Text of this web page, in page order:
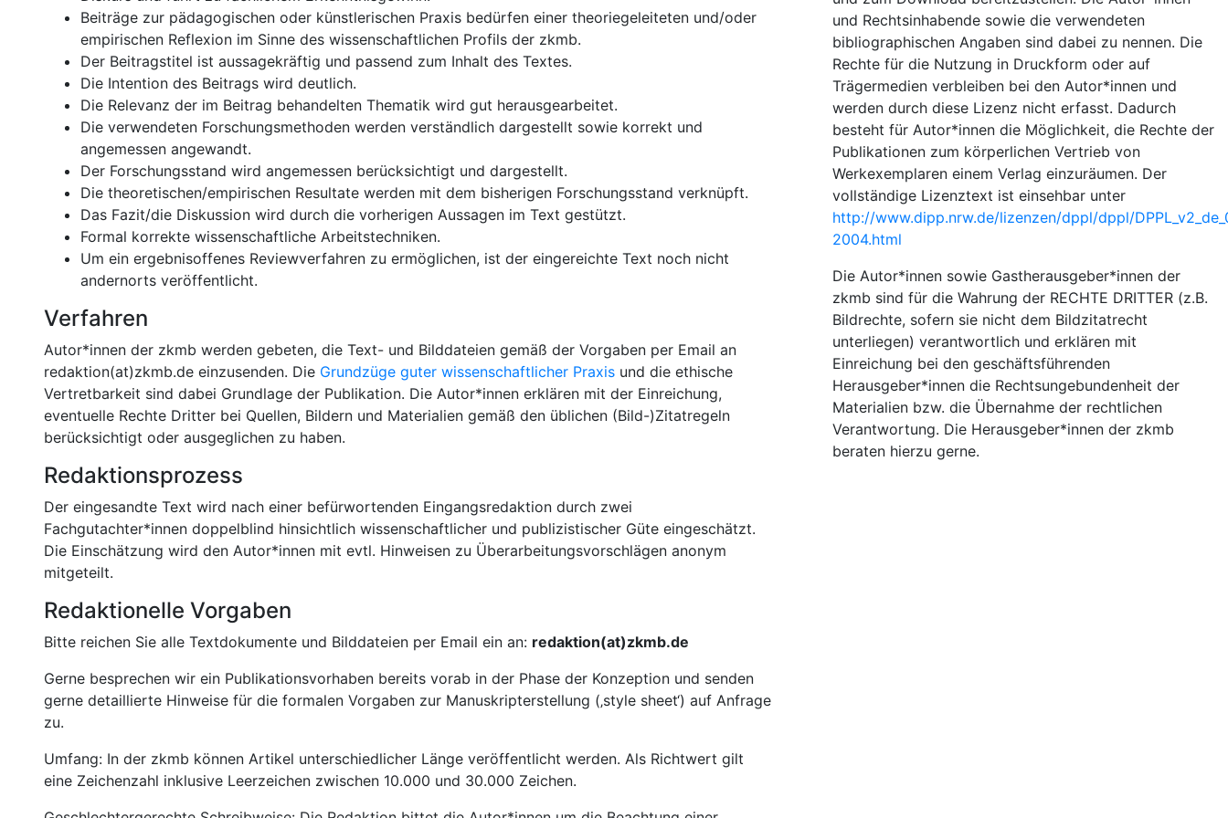
Beiträge zur pädagogischen oder künstlerischen Praxis bedürfen einer theoriegeleiteten und/oder
empirischen Reflexion im Sinne des wissenschaftlichen Profils der zkmb.
Der Beitragstitel ist aussagekräftig und passend zum Inhalt des Textes.
Die Intention des Beitrags wird deutlich.
Die Relevanz der im Beitrag behandelten Thematik wird gut herausgearbeitet.
Die verwendeten Forschungsmethoden werden verständlich dargestellt sowie korrekt und
angemessen angewandt.
Der Forschungsstand wird angemessen berücksichtigt und dargestellt.
Die theoretischen/empirischen Resultate werden mit dem bisherigen Forschungsstand verknüpft.
Das Fazit/die Diskussion wird durch die vorherigen Aussagen im Text gestützt.
Formal korrekte wissenschaftliche Arbeitstechniken.
Um ein ergebnisoffenes Reviewverfahren zu ermöglichen, ist der eingereichte Text noch nicht
andernorts veröffentlicht.
Verfahren
Autor*innen der zkmb werden gebeten, die Text- und Bilddateien gemäß der Vorgaben per Email an
redaktion(at)zkmb.de einzusenden. Die Grundzüge guter wissenschaftlicher Praxis und die ethische
Vertretbarkeit sind dabei Grundlage der Publikation. Die Autor*innen erklären mit der Einreichung,
eventuelle Rechte Dritter bei Quellen, Bildern und Materialien gemäß den üblichen (Bild-)Zitatregeln
berücksichtigt oder ausgeglichen zu haben.
Redaktionsprozess
Der eingesandte Text wird nach einer befürwortenden Eingangsredaktion durch zwei
Fachgutachter*innen doppelblind hinsichtlich wissenschaftlicher und publizistischer Güte eingeschätzt.
Die Einschätzung wird den Autor*innen mit evtl. Hinweisen zu Überarbeitungsvorschlägen anonym
mitgeteilt.
Redaktionelle Vorgaben
Bitte reichen Sie alle Textdokumente und Bilddateien per Email ein an: redaktion(at)zkmb.de
Gerne besprechen wir ein Publikationsvorhaben bereits vorab in der Phase der Konzeption und senden
gerne detaillierte Hinweise für die formalen Vorgaben zur Manuskripterstellung (‚style sheet‘) auf Anfrage
zu.
Umfang: In der zkmb können Artikel unterschiedlicher Länge veröffentlicht werden. Als Richtwert gilt
eine Zeichenzahl inklusive Leerzeichen zwischen 10.000 und 30.000 Zeichen.
und Rechtsinhabende sowie die verwendeten
bibliographischen Angaben sind dabei zu nennen. Die
Rechte für die Nutzung in Druckform oder auf
Trägermedien verbleiben bei den Autor*innen und
werden durch diese Lizenz nicht erfasst. Dadurch
besteht für Autor*innen die Möglichkeit, die Rechte der
Publikationen zum körperlichen Vertrieb von
Werkexemplaren einem Verlag einzuräumen. Der
vollständige Lizenztext ist einsehbar unter
http://www.dipp.nrw.de/lizenzen/dppl/dppl/
2004.html
Die Autor*innen sowie Gastherausgeber*innen der
zkmb sind für die Wahrung der RECHTE DRITTER (z.B.
Bildrechte, sofern sie nicht dem Bildzitatrecht
unterliegen) verantwortlich und erklären mit
Einreichung bei den geschäftsführenden
Herausgeber*innen die Rechtsungebundenheit der
Materialien bzw. die Übernahme der rechtlichen
Verantwortung. Die Herausgeber*innen der zkmb
beraten hierzu gerne.